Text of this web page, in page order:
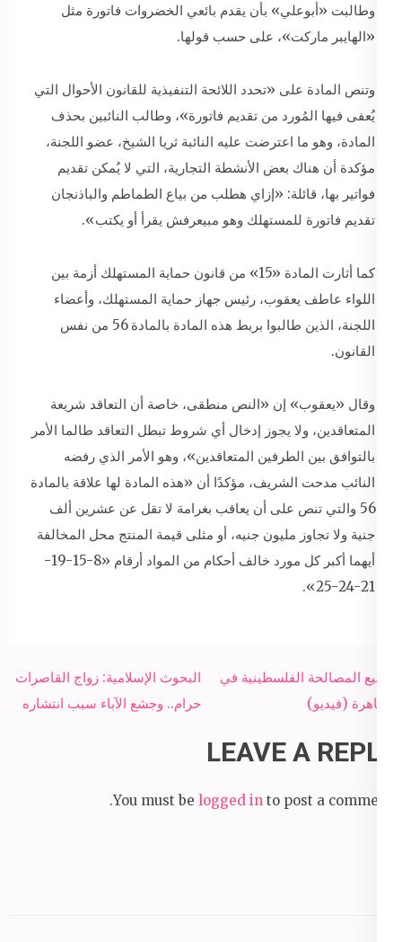
وطالبت «أبوعلي» بأن يقدم بائعي الخضروات فاتورة مثل
«الهايبر ماركت»، على حسب قولها.
وتنص المادة على «تحدد اللائحة التنفيذية للقانون الأحوال التي
يُعفى فيها المُورد من تقديم فاتورة»، وطالب النائبين بحذف
المادة، وهو ما اعترضت عليه النائبة ثريا الشيخ، عضو اللجنة،
مؤكدة أن هناك بعض الأنشطة التجارية، التي لا يُمكن تقديم
فواتير بها، قائلة: «إزاي هطلب من بياع الطماطم والباذنجان
تقديم فاتورة للمستهلك وهو مبيعرفش يقرأ أو يكتب».
كما أثارت المادة «15» من قانون حماية المستهلك أزمة بين
اللواء عاطف يعقوب، رئيس جهاز حماية المستهلك، وأعضاء
اللجنة، الذين طالبوا بربط هذه المادة بالمادة 56 من نفس
القانون.
وقال «يعقوب» إن «النص منطقى، خاصة أن التعاقد شريعة
المتعاقدين، ولا يجوز إدخال أي شروط تبطل التعاقد طالما الأمر
بالتوافق بين الطرفين المتعاقدين»، وهو الأمر الذي رفضه
النائب مدحت الشريف، مؤكدًا أن «هذه المادة لها علاقة بالمادة
56 والتي تنص على أن يعاقب بغرامة لا تقل عن عشرين ألف
جنية ولا تجاوز مليون جنيه، أو مثلى قيمة المنتج محل المخالفة
أيهما أكبر كل مورد خالف أحكام من المواد أرقام «8-15-19-
21-24-25».
Post
navigation
البحوث الإسلامية: زواج القاصرات
حرام.. وجشع الآباء سبب انتشاره
توقيع المصالحة الفلسطينية في
القاهرة (فيديو)
LEAVE A REPLY
You must be logged in to post a comment.